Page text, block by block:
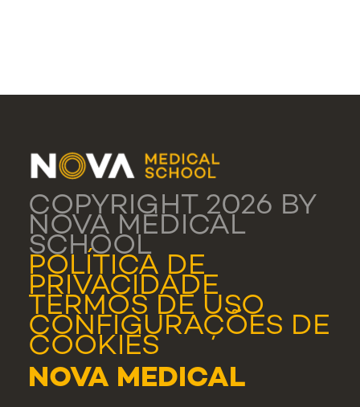
COPYRIGHT 2026 BY
NOVA MEDICAL
SCHOOL
POLÍTICA DE
PRIVACIDADE
TERMOS DE USO
CONFIGURAÇÕES DE
COOKIES
NOVA MEDICAL